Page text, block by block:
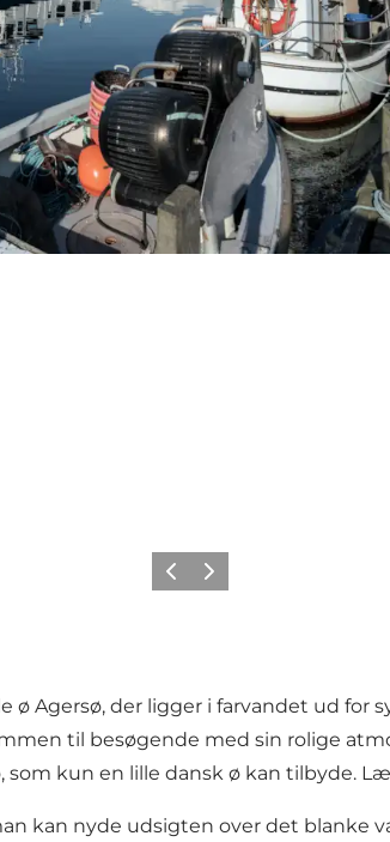
ForrigeNeste
Agersø, der ligger i farvandet ud for
til besøgende med sin rolige
kun en lille dansk ø kan tilbyde.
kan nyde udsigten over det blanke